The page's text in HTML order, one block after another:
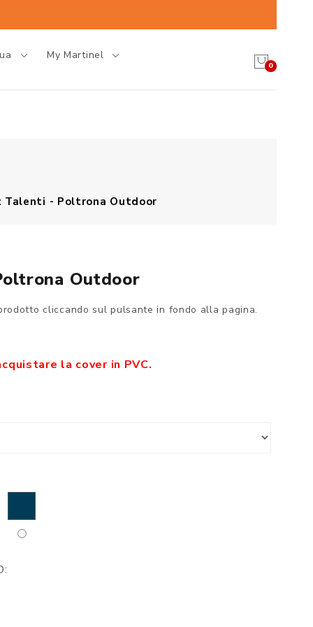
My Martinel
0
Talenti - Poltrona Outdoor
Outdoor
cliccando sul pulsante in fondo alla pagina.
la cover in PVC.